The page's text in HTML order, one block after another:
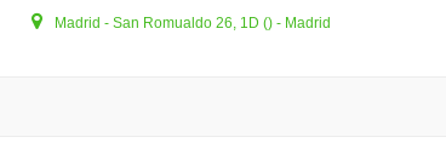
Madrid - San Romualdo 26, 1D () - Madrid